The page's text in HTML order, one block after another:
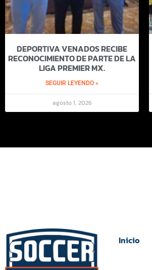
DEPORTIVA VENADOS RECIBE
RECONOCIMIENTO DE PARTE DE LA
LIGA PREMIER MX.
SEGUIR LEYENDO »
agosto 1, 2026
Inicio